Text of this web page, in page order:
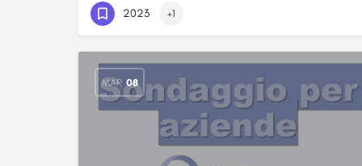
2023 +1
MAR 08